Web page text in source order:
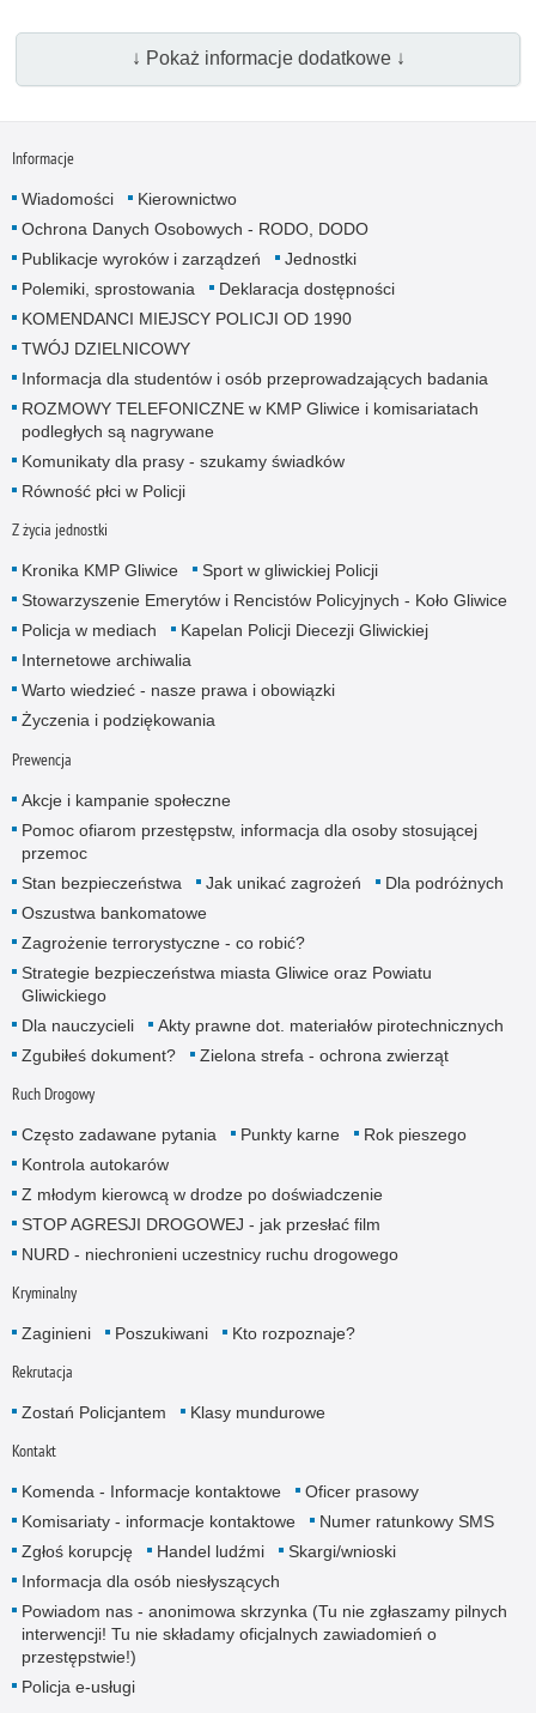
↓ Pokaż informacje dodatkowe ↓
Informacje
Wiadomości
Kierownictwo
Ochrona Danych Osobowych - RODO, DODO
Publikacje wyroków i zarządzeń
Jednostki
Polemiki, sprostowania
Deklaracja dostępności
KOMENDANCI MIEJSCY POLICJI OD 1990
TWÓJ DZIELNICOWY
Informacja dla studentów i osób przeprowadzających badania
ROZMOWY TELEFONICZNE w KMP Gliwice i komisariatach
podległych są nagrywane
Komunikaty dla prasy - szukamy świadków
Równość płci w Policji
Z życia jednostki
Kronika KMP Gliwice
Sport w gliwickiej Policji
Stowarzyszenie Emerytów i Rencistów Policyjnych - Koło Gliwice
Policja w mediach
Kapelan Policji Diecezji Gliwickiej
Internetowe archiwalia
Warto wiedzieć - nasze prawa i obowiązki
Życzenia i podziękowania
Prewencja
Akcje i kampanie społeczne
Pomoc ofiarom przestępstw, informacja dla osoby stosującej
przemoc
Stan bezpieczeństwa
Jak unikać zagrożeń
Dla podróżnych
Oszustwa bankomatowe
Zagrożenie terrorystyczne - co robić?
Strategie bezpieczeństwa miasta Gliwice oraz Powiatu
Gliwickiego
Dla nauczycieli
Akty prawne dot. materiałów pirotechnicznych
Zgubiłeś dokument?
Zielona strefa - ochrona zwierząt
Ruch Drogowy
Często zadawane pytania Punkty karne
Rok pieszego
Kontrola autokarów
Z młodym kierowcą w drodze po doświadczenie
STOP AGRESJI DROGOWEJ - jak przesłać film
NURD - niechronieni uczestnicy ruchu drogowego
Kryminalny
Zaginieni Poszukiwani Kto rozpoznaje?
Rekrutacja
Zostań Policjantem Klasy mundurowe
Kontakt
Komenda - Informacje kontaktowe
Oficer prasowy
Komisariaty - informacje kontaktowe
Numer ratunkowy SMS
Zgłoś korupcję
Handel ludźmi
Skargi/wnioski
Informacja dla osób niesłyszących
Powiadom nas - anonimowa skrzynka (Tu nie zgłaszamy pilnych
interwencji! Tu nie składamy oficjalnych zawiadomień o
przestępstwie!)
Policja e-usługi